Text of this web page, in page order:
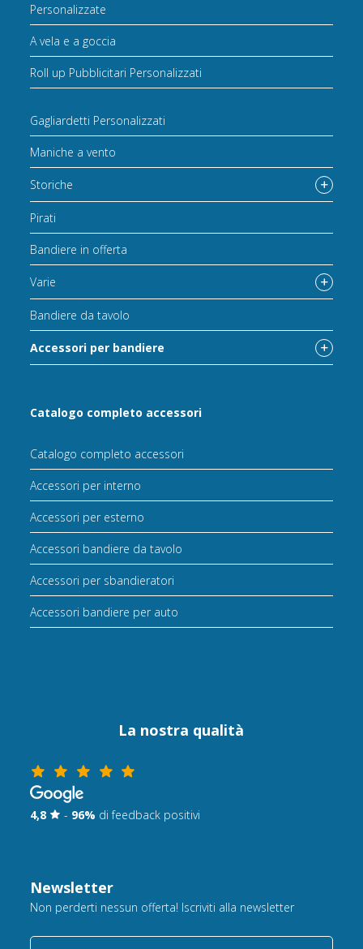
Personalizzate
A vela e a goccia
Roll up Pubblicitari Personalizzati
Gagliardetti Personalizzati
Maniche a vento
Storiche
Pirati
Bandiere in offerta
Varie
Bandiere da tavolo
Accessori per bandiere
Catalogo completo accessori
Catalogo completo accessori
Accessori per interno
Accessori per esterno
Accessori bandiere da tavolo
Accessori per sbandieratori
Accessori bandiere per auto
La nostra qualità
4,8 - 96% di feedback positivi
Newsletter
Non perderti nessun offerta! Iscriviti alla newsletter